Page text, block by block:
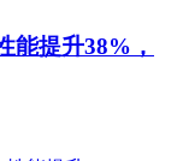
能提升38%，